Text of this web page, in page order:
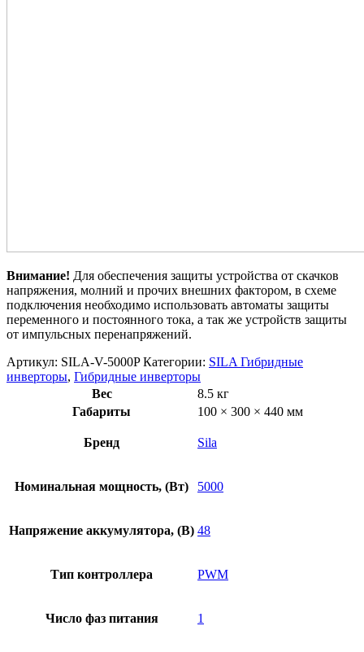
Внимание! Для обеспечения защиты устройства от скачков
напряжения, молний и прочих внешних фактором, в схеме
подключения необходимо использовать автоматы защиты
переменного и постоянного тока, а так же устройств защиты
от импульсных перенапряжений.
Артикул: SILA-V-5000P Категории: SILA Гибридные
инверторы, Гибридные инверторы
Вес
8.5 кг
Габариты
100 × 300 × 440 мм
Бренд Sila
Номинальная мощность, (Вт) 5000
Напряжение аккумулятора, (В) 48
Тип контроллера PWM
Число фаз питания 1